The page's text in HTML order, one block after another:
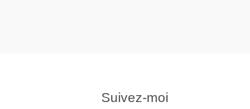
Suivez-moi